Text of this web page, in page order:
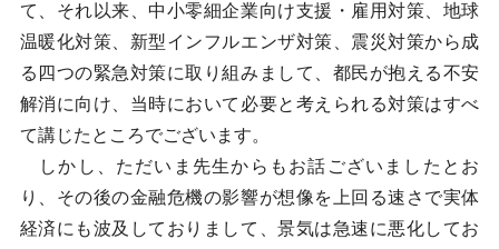
て、それ以来、中小零細企業向け支援・雇用対策、地球
温暖化対策、新型インフルエンザ対策、震災対策から成
る四つの緊急対策に取り組みまして、都民が抱える不安
解消に向け、当時において必要と考えられる対策はすべ
て講じたところでございます。
しかし、ただいま先生からもお話ございましたとお
り、その後の金融危機の影響が想像を上回る速さで実体
経済にも波及しておりまして、景気は急速に悪化してお